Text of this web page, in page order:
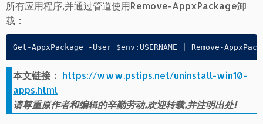
所有应用程序,并通过管道使用Remove-AppxPackage卸
载：
Get-AppxPackage -User $env:USERNAME | Remove-
本文链接： https://www.pstips.net/uninstall-win10-
apps.html
请尊重原作者和编辑的辛勤劳动,欢迎转载,并注明出处!